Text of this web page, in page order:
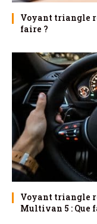
Voyant triangle
faire ?
Voyant triangle
Multivan 5 : Que